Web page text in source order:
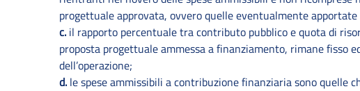
progettuale approvata, ovvero quelle eventualmente
c. il rapporto percentuale tra contributo pubblico e quota di
proposta progettuale ammessa a finanziamento, rimane fisso
dell’operazione;
d. le spese ammissibili a contribuzione finanziaria sono quelle